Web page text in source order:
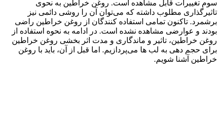
سوم تغییرات قابل مشاهده است. روغن خراطین به نحوی
تاثیرگذاری مطلوب داشته که می‌توان آن را روشی دائمی نیز
برشمرد. تاکنون تمامی استفاده کنندگان از روغن خراطین راضی
بودند و عوارضی مشاهده نشده است. در ادامه به نحوه استفاده از
روغن خراطین، تاثیر و ماندگاری و مدت اثر بخشی روغن خراطین
برای حجم دهی به لب ها می‌پردازیم. اما قبل از آن، باید با روغن
خراطین آشنا شویم.